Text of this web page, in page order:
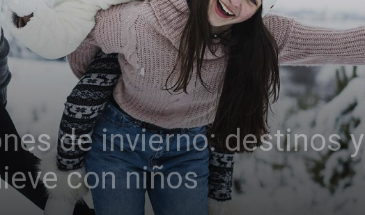
de invierno: destinos y
con niños